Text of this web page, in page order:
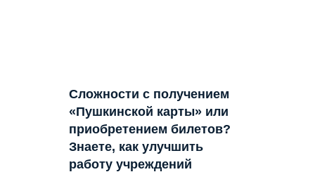
Сложности с получением
«Пушкинской карты» или
приобретением билетов?
Знаете, как улучшить
работу учреждений